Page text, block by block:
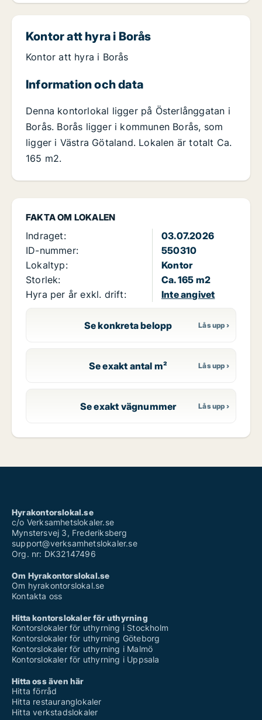
FAKTA OM LOKALEN
Indraget:
03.07.2026
ID-nummer:
550310
Lokaltyp:
Kontor
Storlek:
Ca. 165 m2
Hyra per år exkl. drift:
Inte angivet
Se konkreta belopp
Se exakt antal m²
Se exakt vägnummer
Kontor att hyra i Borås
Kontor att hyra i Borås
Information och data
Denna kontorlokal ligger på Österlånggatan i
Borås. Borås ligger i kommunen Borås, som
ligger i Västra Götaland. Lokalen är totalt Ca.
165 m2.
Hyrakontorslokal.se
c/o Verksamhetslokaler.se
Mynstersvej 3, Frederiksberg
support@verksamhetslokaler.se
Org. nr: DK32147496
Om Hyrakontorslokal.se
Om hyrakontorslokal.se
Kontakta oss
Hitta kontorslokaler för uthyrning
Kontorslokaler för uthyrning i Stockholm
Kontorslokaler för uthyrning Göteborg
Kontorslokaler för uthyrning i Malmö
Kontorslokaler för uthyrning i Uppsala
Hitta oss även här
Hitta förråd
Hitta restauranglokaler
Hitta verkstadslokaler